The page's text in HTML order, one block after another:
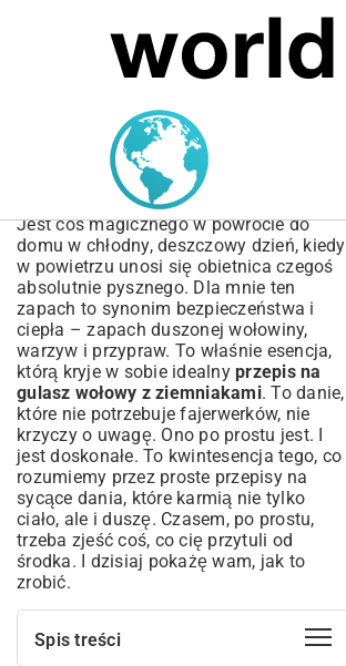
MARIUSZ ŁAMAGA 05.10.2025
Przepis na gulasz wołowy
z ziemniakami –
Kompletny poradnik
Jest coś magicznego w powrocie do
domu w chłodny, deszczowy dzień, kiedy
w powietrzu unosi się obietnica czegoś
absolutnie pysznego. Dla mnie ten
zapach to synonim bezpieczeństwa i
ciepła – zapach duszonej wołowiny,
warzyw i przypraw. To właśnie esencja,
którą kryje w sobie idealny przepis na
gulasz wołowy z ziemniakami. To danie,
które nie potrzebuje fajerwerków, nie
krzyczy o uwagę. Ono po prostu jest. I
jest doskonałe. To kwintesencja tego, co
rozumiemy przez proste przepisy na
sycące dania, które karmią nie tylko
ciało, ale i duszę. Czasem, po prostu,
trzeba zjeść coś, co cię przytuli od
środka. I dzisiaj pokażę wam, jak to
zrobić.
Spis treści